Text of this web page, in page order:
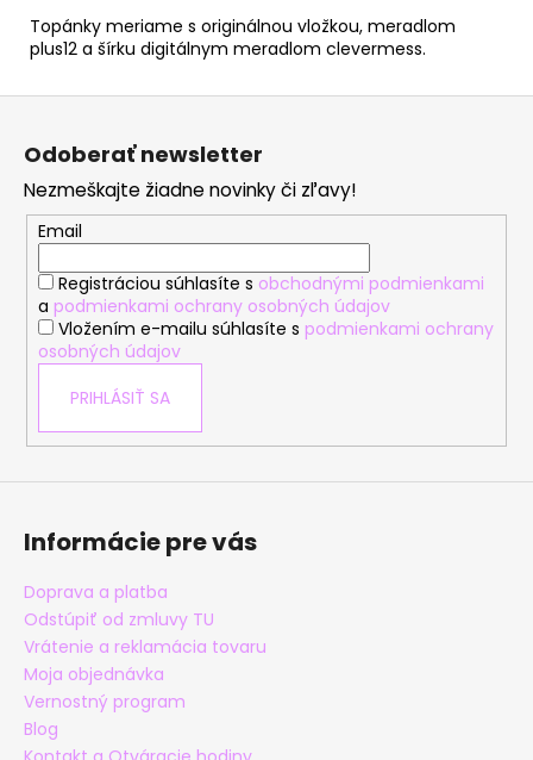
Topánky meriame s originálnou vložkou, meradlom
plus12 a šírku digitálnym meradlom clevermess.
Z
Odoberať newsletter
Nezmeškajte žiadne novinky či zľavy!
Email
Registráciou súhlasíte s obchodnými podmienkami
a podmienkami ochrany osobných údajov
Vložením e-mailu súhlasíte s podmienkami ochrany
osobných údajov
PRIHLÁSIŤ SA
Informácie pre vás
Doprava a platba
Odstúpiť od zmluvy TU
Vrátenie a reklamácia tovaru
Moja objednávka
Vernostný program
Blog